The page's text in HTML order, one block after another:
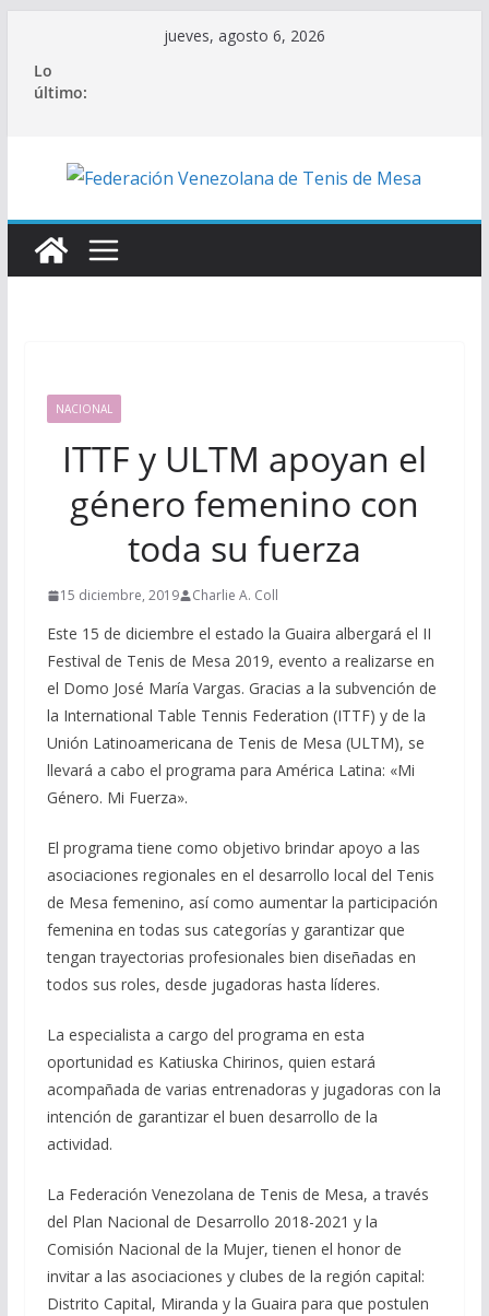
contenido
jueves, agosto 6, 2026
Lo
último:
NACIONAL
ITTF y ULTM apoyan el
género femenino con
toda su fuerza
15 diciembre, 2019 Charlie A. Coll
Este 15 de diciembre el estado la Guaira albergará el II
Festival de Tenis de Mesa 2019, evento a realizarse en
el Domo José María Vargas. Gracias a la subvención de
la International Table Tennis Federation (ITTF) y de la
Unión Latinoamericana de Tenis de Mesa (ULTM), se
llevará a cabo el programa para América Latina: «Mi
Género. Mi Fuerza».
El programa tiene como objetivo brindar apoyo a las
asociaciones regionales en el desarrollo local del Tenis
de Mesa femenino, así como aumentar la participación
femenina en todas sus categorías y garantizar que
tengan trayectorias profesionales bien diseñadas en
todos sus roles, desde jugadoras hasta líderes.
La especialista a cargo del programa en esta
oportunidad es Katiuska Chirinos, quien estará
acompañada de varias entrenadoras y jugadoras con la
intención de garantizar el buen desarrollo de la
actividad.
La Federación Venezolana de Tenis de Mesa, a través
del Plan Nacional de Desarrollo 2018-2021 y la
Comisión Nacional de la Mujer, tienen el honor de
invitar a las asociaciones y clubes de la región capital:
Distrito Capital, Miranda y la Guaira para que postulen